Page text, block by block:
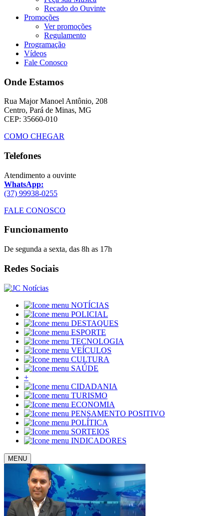
Recado do Ouvinte
Promoções
Ver promoções
Regulamento
Programação
Vídeos
Fale Conosco
Onde Estamos
Rua Major Manoel Antônio, 208
Centro, Pará de Minas, MG
CEP: 35660-010
COMO CHEGAR
Telefones
Atendimento a ouvinte
WhatsApp:
(37) 99938-0255
FALE CONOSCO
Funcionamento
De segunda a sexta, das 8h as 17h
Redes Sociais
NOTÍCIAS
POLICIAL
DESTAQUES
ESPORTE
TECNOLOGIA
VEÍCULOS
CULTURA
SAÚDE
+
CIDADANIA
TURISMO
ECONOMIA
PENSAMENTO POSITIVO
POLÍTICA
SORTEIOS
INDICADORES
MENU